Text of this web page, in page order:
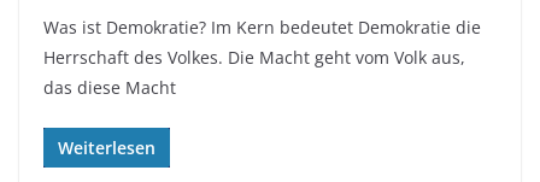
Was ist Demokratie? Im Kern bedeutet Demokratie die
Herrschaft des Volkes. Die Macht geht vom Volk aus,
das diese Macht
Weiterlesen